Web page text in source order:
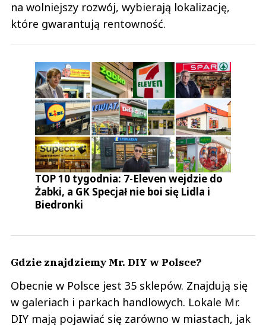
na wolniejszy rozwój, wybierają lokalizację,
które gwarantują rentowność.
TOP 10 tygodnia: 7-Eleven wejdzie do
Żabki, a GK Specjał nie boi się Lidla i
Biedronki
Gdzie znajdziemy Mr. DIY w Polsce?
Obecnie w Polsce jest 35 sklepów. Znajdują się
w galeriach i parkach handlowych. Lokale Mr.
DIY mają pojawiać się zarówno w miastach, jak